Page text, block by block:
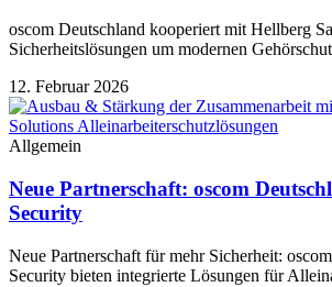
oscom Deutschland kooperiert mit Hellberg
Sicherheitslösungen um modernen
12. Februar 2026
Allgemein
Neue Partnerschaft: oscom
Security
Neue Partnerschaft für mehr Sicherheit:
Security bieten integrierte Lösungen für